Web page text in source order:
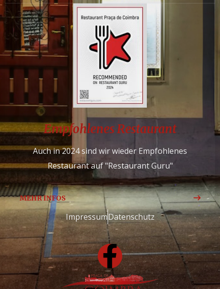
Empfohlenes Restaurant
Auch in 2024 sind wir wieder Empfohlenes
Restaurant auf "Restaurant Guru"
MEHR INFOS
ImpressumDatenschutz